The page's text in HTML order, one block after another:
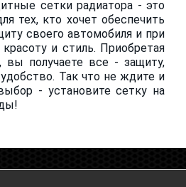
сетки радиатора - это
тех, кто хочет обеспечить
своего автомобиля и при
и стиль. Приобретая
вы получаете все - защиту,
удобство. Так что не ждите и
- установите сетку на